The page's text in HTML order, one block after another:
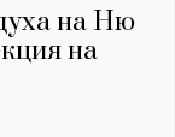
на Ню
на